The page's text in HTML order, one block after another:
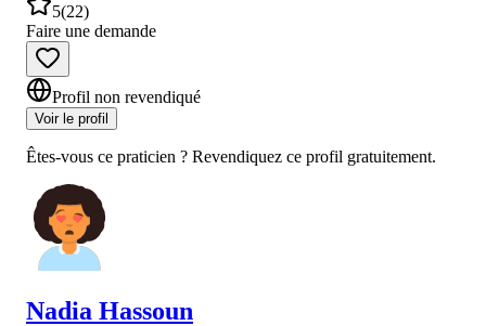
5(22)
Faire une demande
Profil non revendiqué
Voir le profil
Êtes-vous ce praticien ? Revendiquez ce profil gratuitement.
Nadia Hassoun